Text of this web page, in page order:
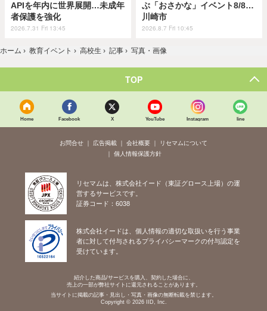
APIを年内に世界展開…未成年
者保護を強化
2026.7.31 Fri 13:45
ぶ「おさかな」イベント8/8…
川崎市
2026.8.7 Fri 10:45
ホーム › 教育イベント › 高校生 › 記事 › 写真・画像
TOP
Home Facebook X YouTube Instagram line
お問合せ 広告掲載 会社概要
リセマムについて
個人情報保護方針
リセマムは、株式会社イード（東証グロース上場）の運
営するサービスです。
証券コード：6038
株式会社イードは、個人情報の適切な取扱いを行う事業
者に対して付与されるプライバシーマークの付与認定を
受けています。
紹介した商品/サービスを購入、契約した場合に、
売上の一部が弊社サイトに還元されることがあります。
当サイトに掲載の記事・見出し・写真・画像の無断転載を禁じます。
Copyright © 2026 IID, Inc.